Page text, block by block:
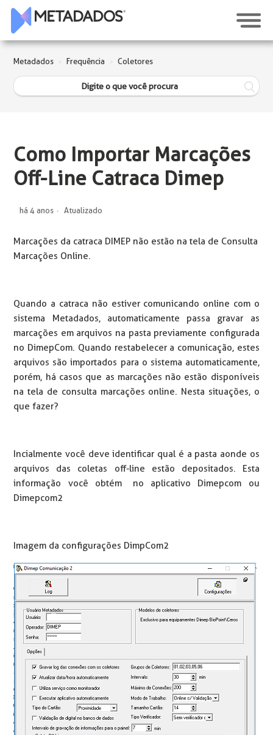
Metadados Frequência Coletores
Como Importar Marcações
Off-Line Catraca Dimep
há 4 anos Atualizado
Marcações da catraca DIMEP não estão na tela de Consulta
Marcações Online.
Quando a catraca não estiver comunicando online com o
sistema Metadados, automaticamente passa gravar as
marcações em arquivos na pasta previamente configurada
no DimepCom. Quando restabelecer a comunicação, estes
arquivos são importados para o sistema automaticamente,
porém, há casos que as marcações não estão disponíveis
na tela de consulta marcações online. Nesta situações, o
que fazer?
Incialmente você deve identificar qual é a pasta aonde os
arquivos das coletas off-line estão depositados. Esta
informação você obtém no aplicativo Dimepcom ou
Dimepcom2
Imagem da configurações DimpCom2